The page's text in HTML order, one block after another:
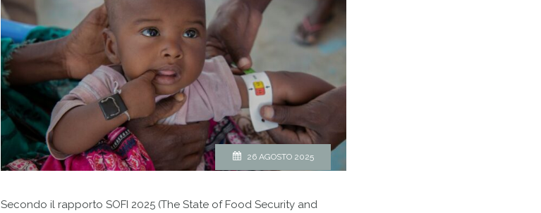
26 AGOSTO 2025
Secondo il rapporto SOFI 2025 (The State of Food Security and